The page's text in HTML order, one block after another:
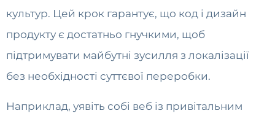
культур. Цей крок гарантує, що код і дизайн
продукту є достатньо гнучкими, щоб
підтримувати майбутні зусилля з локалізації
без необхідності суттєвої переробки.
Наприклад, уявіть собі веб із привітальним